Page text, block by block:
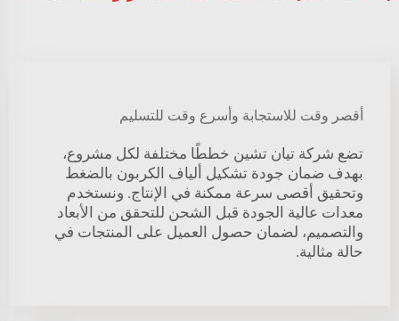
أقصر وقت للاستجابة وأسرع وقت للتسليم
تضع شركة تيان تشين خططًا مختلفة لكل مشروع،
بهدف ضمان جودة تشكيل ألياف الكربون بالضغط
وتحقيق أقصى سرعة ممكنة في الإنتاج. ونستخدم
معدات عالية الجودة قبل الشحن للتحقق من الأبعاد
والتصميم، لضمان حصول العميل على المنتجات في
حالة مثالية.